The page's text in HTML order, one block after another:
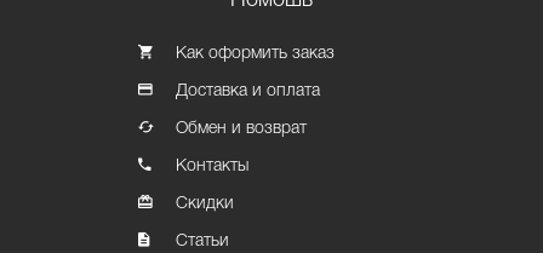
Как оформить заказ
Доставка и оплата
Обмен и возврат
Контакты
Скидки
Статьи